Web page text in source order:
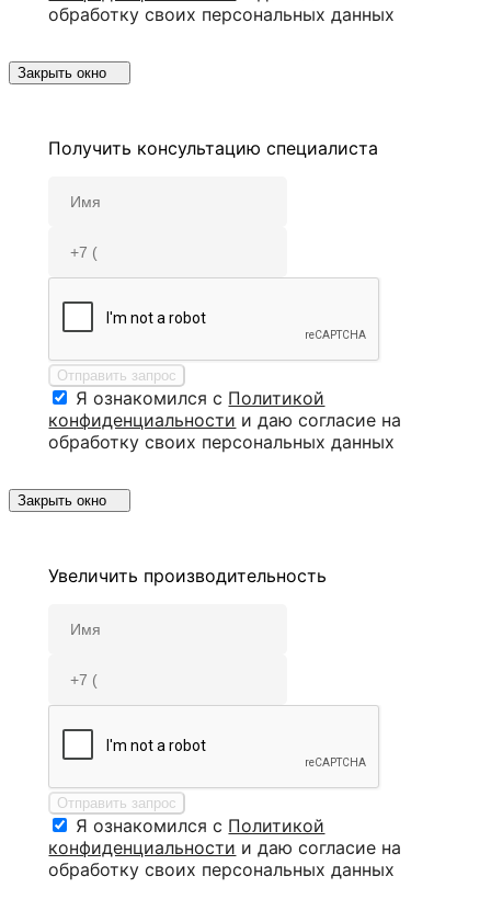
обработку своих персональных данных
Закрыть окно
Получить консультацию специалиста
Отправить запрос
Я ознакомился с Политикой
конфиденциальности и даю согласие на
обработку своих персональных данных
Закрыть окно
Увеличить производительность
Отправить запрос
Я ознакомился с Политикой
конфиденциальности и даю согласие на
обработку своих персональных данных